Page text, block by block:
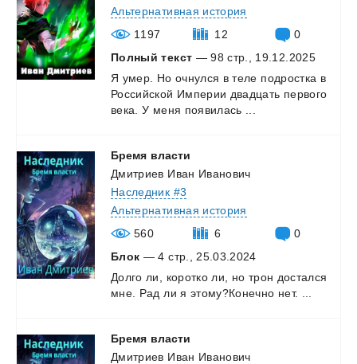
Альтернативная история
1197
12
0
Полный текст — 98 стр., 19.12.2025
Я умер. Но очнулся в теле подростка в
Российской Империи двадцать первого
века.
У меня появилась
Бремя власти
Дмитриев Иван Иванович
Наследник #3
Альтернативная история
560
6
0
Блок — 4 стр., 25.03.2024
Долго ли, коротко ли, но трон достался
мне.
Рад ли я этому?Конечно нет.
Бремя власти
Дмитриев Иван Иванович